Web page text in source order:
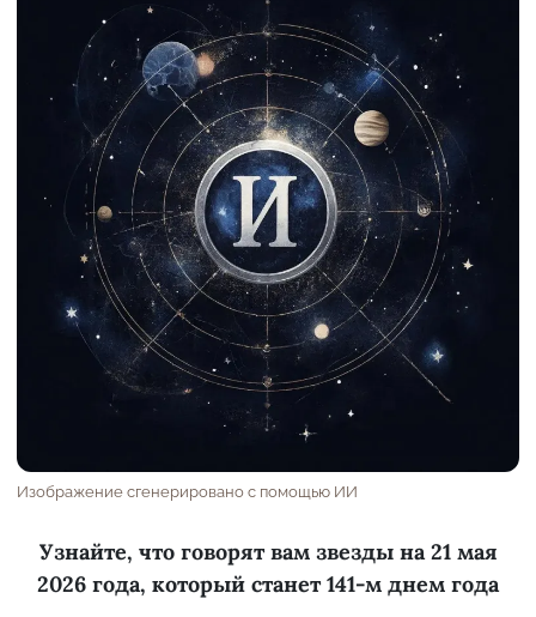
Изображение сгенерировано с помощью ИИ
Узнайте, что говорят вам звезды на 21 мая
2026 года, который станет 141-м днем года